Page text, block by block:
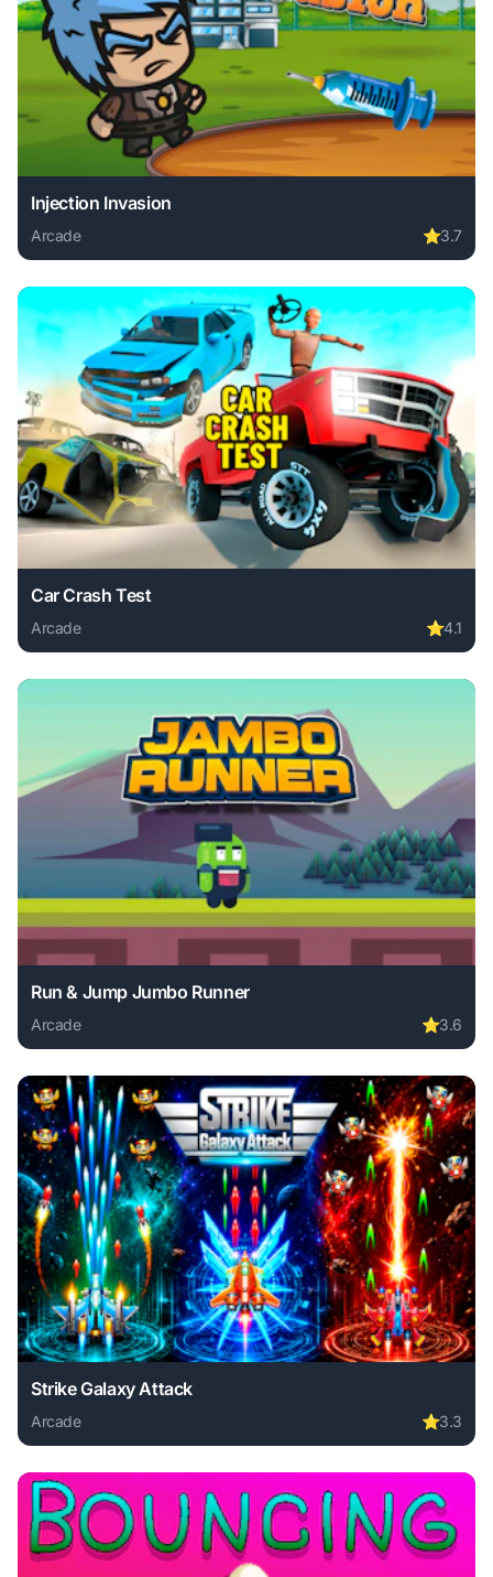
Injection Invasion
Arcade ⭐3.7
Play Injection Invasion online free. arcade game, no
Car Crash Test
Arcade ⭐4.1
Play Car Crash Test online free. arcade game, no
Run & Jump Jumbo Runner
Arcade ⭐3.6
Play Run & Jump Jumbo Runner online free. arcade
Strike Galaxy Attack
Arcade ⭐3.3
Play Strike Galaxy Attack online free. arcade game, no